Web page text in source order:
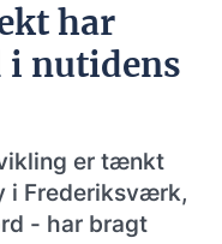
har
nutidens
er tænkt
i Frederiksværk,
- har bragt